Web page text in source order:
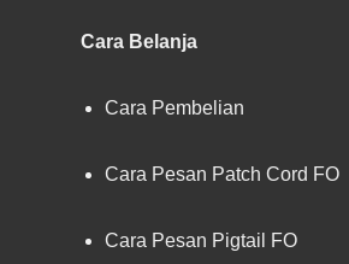
Cara Belanja
Cara Pembelian
Cara Pesan Patch Cord FO
Cara Pesan Pigtail FO